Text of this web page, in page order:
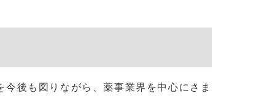
後も図りながら、薬事業界を中心にさま